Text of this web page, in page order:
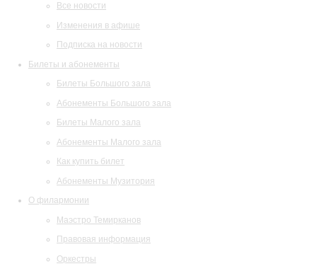
Все новости
Изменения в афише
Подписка на новости
Билеты и абонементы
Билеты Большого зала
Абонементы Большого зала
Билеты Малого зала
Абонементы Малого зала
Как купить билет
Абонементы Музитория
О филармонии
Маэстро Темирканов
Правовая информация
Оркестры